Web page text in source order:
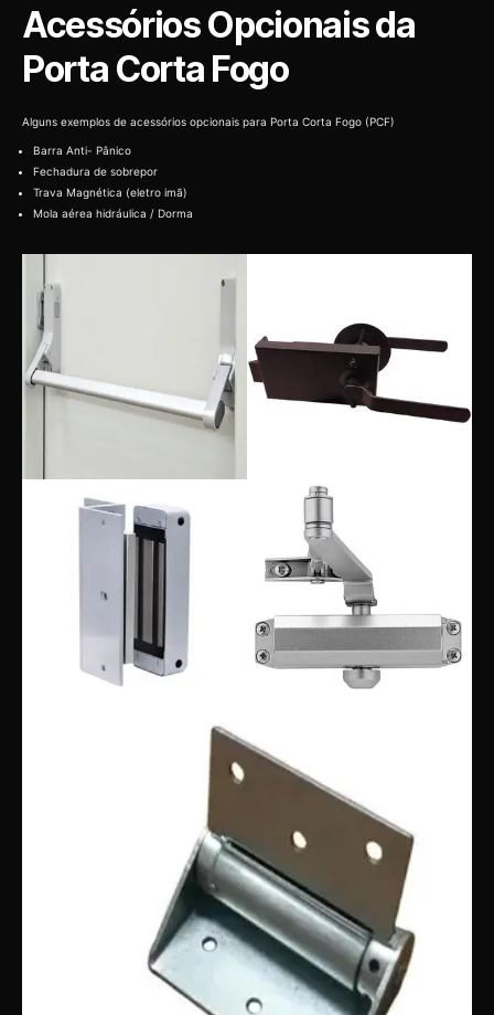
Acessórios Opcionais da
Porta Corta Fogo
Alguns exemplos de acessórios opcionais para Porta Corta Fogo (PCF)
Barra Anti- Pânico
Fechadura de sobrepor
Trava Magnética (eletro imã)
Mola aérea hidráulica / Dorma